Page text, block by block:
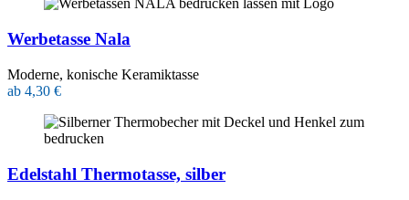
Werbetasse Nala
Moderne, konische Keramiktasse
ab 4,30 €
Edelstahl Thermotasse, silber